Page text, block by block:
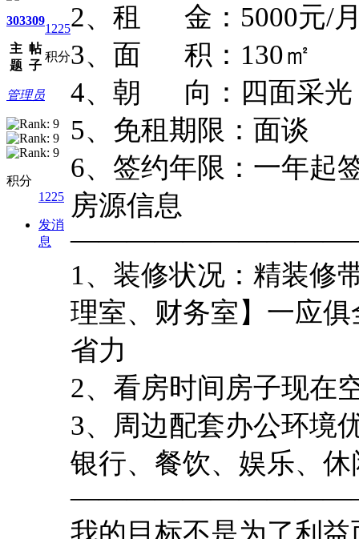
303
主
题
309
帖
子
1225
积分
管理员
积分
1225
发消
息
2、租 金：5000元/
3、面 积：130㎡
4、朝 向：四面采光
5、免租期限：面谈
6、签约年限：一年起
房源信息
1、装修状况：精装修
理室、财务室】一应
省力
2、看房时间房子现在
3、周边配套办公环境
银行、餐饮、娱乐、休